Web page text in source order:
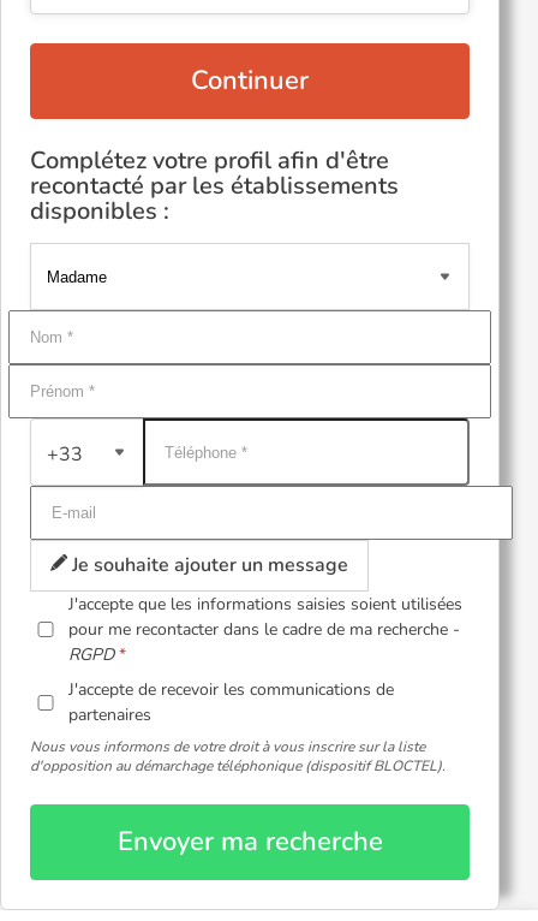
Continuer
Complétez votre profil afin d'être
recontacté par les établissements
disponibles :
+33
Je souhaite ajouter un message
J'accepte que les informations saisies soient utilisées
pour me recontacter dans le cadre de ma recherche -
RGPD
J'accepte de recevoir les communications de
partenaires
Nous vous informons de votre droit à vous inscrire sur la liste
d'opposition au démarchage téléphonique (dispositif BLOCTEL).
Envoyer ma recherche